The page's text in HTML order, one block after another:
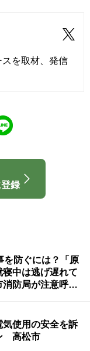
を取材、発信
録
防ぐには？「原
寝中は逃げ遅れて
防局が注意呼び
使用の安全を訴
高松市